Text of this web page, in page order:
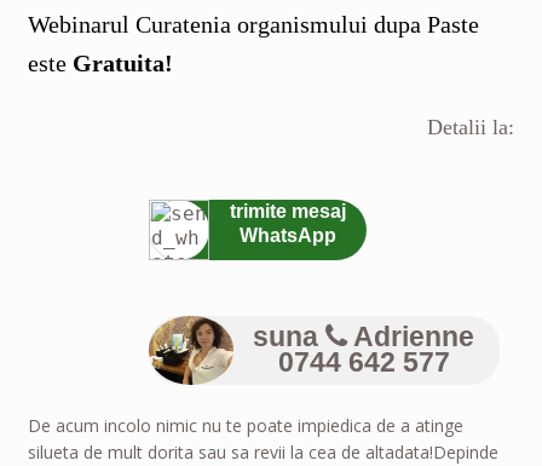
Webinarul Curatenia organismului dupa Paste
esteGratuita!
Detalii la:
trimite mesaj
WhatsApp
suna
Adrienne
0744 642 577
De acum incolo nimic nu te poate impiedica de a atinge
silueta de mult dorita sau sa revii la cea de altadata!Depinde